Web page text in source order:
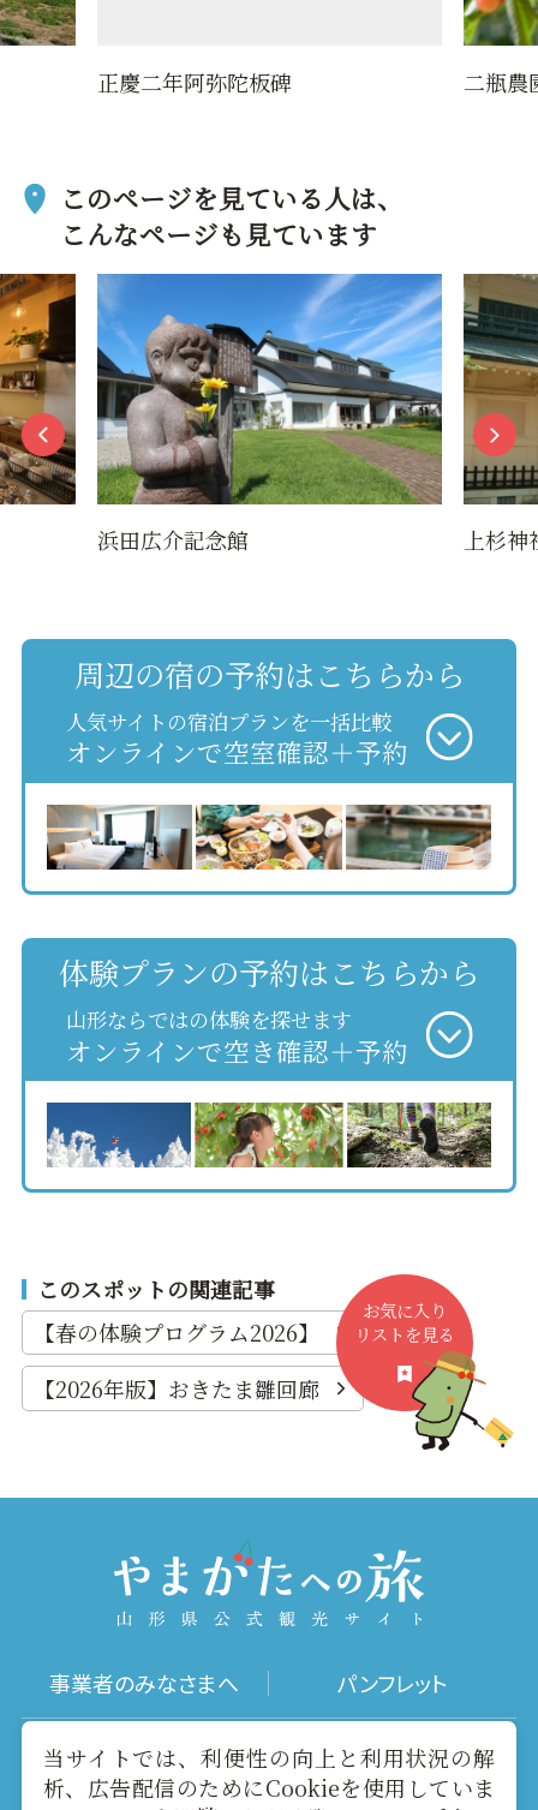
正慶二年阿弥陀板碑 二瓶農
このページを見ている人は、
こんなページも見ています
浜田広介記念館 上杉
周辺の宿の予約はこちらから
人気サイトの宿泊プランを一括比較
オンラインで空室確認＋予約
体験プランの予約はこちらから
山形ならではの体験を探せます
オンラインで空き確認＋予約
このスポットの関連記事
【春の体験プログラム2026】
【2026年版】おきたま雛回廊
お気に入り
リストを見る
事業者のみなさまへ パンフレット
写真ダウンロード 動画ギャラリー
当サイトでは、利便性の向上と利用状況の解
析、広告配信のためにCookieを使用していま